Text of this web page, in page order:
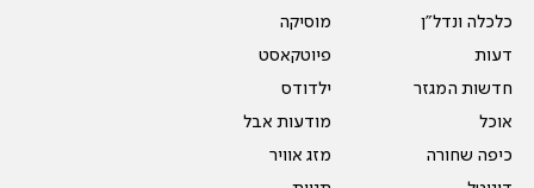
כלכלה ונדל"ן
דעות
חדשות המגזר
אוכל
כיפה שחורה
מוסיקה
פיוטקאסט
ילדודס
מודעות אבל
מזג אוויר